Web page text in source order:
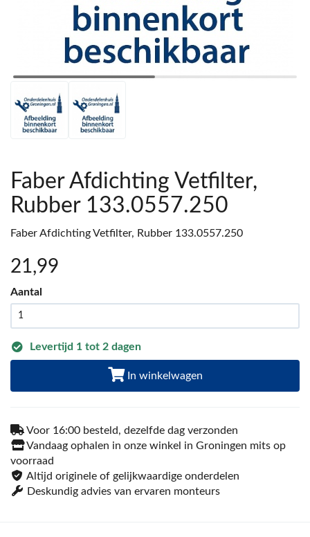
Faber Afdichting Vetfilter,
Rubber 133.0557.250
Faber Afdichting Vetfilter, Rubber 133.0557.250
21 ,99
Aantal
Levertijd 1 tot 2 dagen
In winkelwagen
Voor 16:00 besteld, dezelfde dag verzonden
Vandaag ophalen in onze winkel in Groningen mits op
voorraad
Altijd originele of gelijkwaardige onderdelen
Deskundig advies van ervaren monteurs